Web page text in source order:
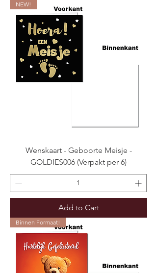
NEW!
Wenskaart - Geboorte Meisje -
GOLDIES006 (Verpakt per 6)
Add to Cart
Binnen Formaat!